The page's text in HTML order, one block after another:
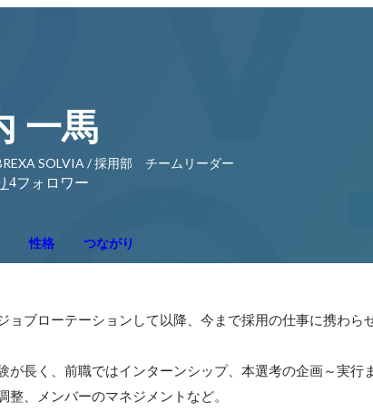
一馬
SOLVIA / 採用部 チームリーダー
4フォロワー
性格 つながり
ョブローテーションして以降、今まで採用の仕事に携わら
が長く、前職ではインターンシップ、本選考の企画～実行
、メンバーのマネジメントなど。